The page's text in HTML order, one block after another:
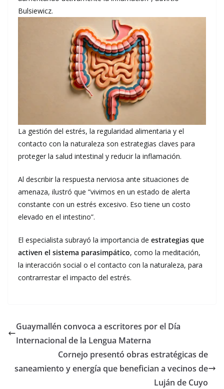
Bulsiewicz.
La gestión del estrés, la regularidad alimentaria y el
contacto con la naturaleza son estrategias claves para
proteger la salud intestinal y reducir la inflamación.
Al describir la respuesta nerviosa ante situaciones de
amenaza, ilustró que “vivimos en un estado de alerta
constante con un estrés excesivo. Eso tiene un costo
elevado en el intestino”.
El especialista subrayó la importancia de estrategias que
activen el sistema parasimpático, como la meditación,
la interacción social o el contacto con la naturaleza, para
contrarrestar el impacto del estrés.
Guaymallén convoca a escritores por el Día
Internacional de la Lengua Materna
Cornejo presentó obras estratégicas de
saneamiento y energía que benefician a vecinos de
Luján de Cuyo